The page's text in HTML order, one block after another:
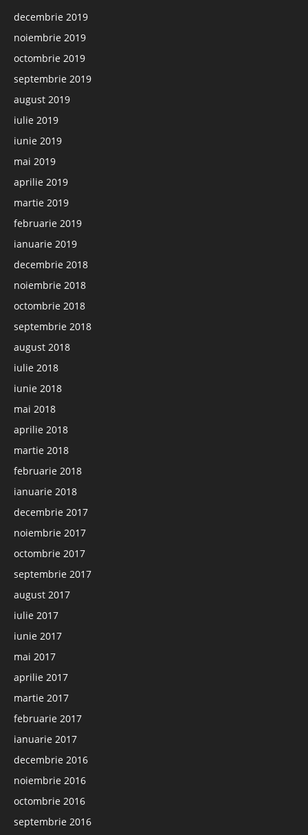
decembrie 2019
noiembrie 2019
octombrie 2019
septembrie 2019
august 2019
iulie 2019
iunie 2019
mai 2019
aprilie 2019
martie 2019
februarie 2019
ianuarie 2019
decembrie 2018
noiembrie 2018
octombrie 2018
septembrie 2018
august 2018
iulie 2018
iunie 2018
mai 2018
aprilie 2018
martie 2018
februarie 2018
ianuarie 2018
decembrie 2017
noiembrie 2017
octombrie 2017
septembrie 2017
august 2017
iulie 2017
iunie 2017
mai 2017
aprilie 2017
martie 2017
februarie 2017
ianuarie 2017
decembrie 2016
noiembrie 2016
octombrie 2016
septembrie 2016